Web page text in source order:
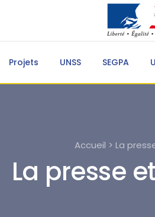
Projets UNSS SEGPA
Accueil > La
La presse